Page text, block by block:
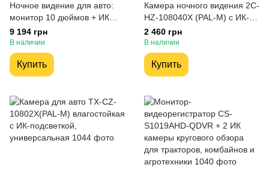
Ночное видение для авто:
монитор 10 дюймов + ИК
камера для авто, грузовиков,
агротехники, спецтехники
9 194 грн
В наличии
Купить
Камера ночного видения 2C-
HZ-108040X (PAL-M) с ИК-
подсветкой для авто
2 460 грн
В наличии
Купить